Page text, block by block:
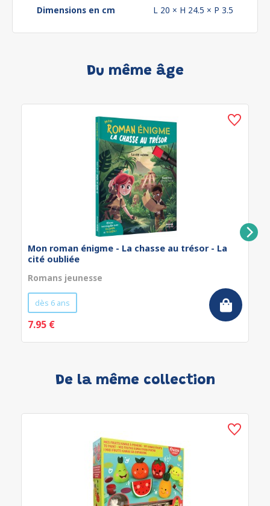
Dimensions en cm
L 20 × H 24.5 × P 3.5
Du même âge
Mon roman énigme - La chasse au trésor - La
cité oubliée
Romans jeunesse
dès 6 ans
7.95 €
De la même collection